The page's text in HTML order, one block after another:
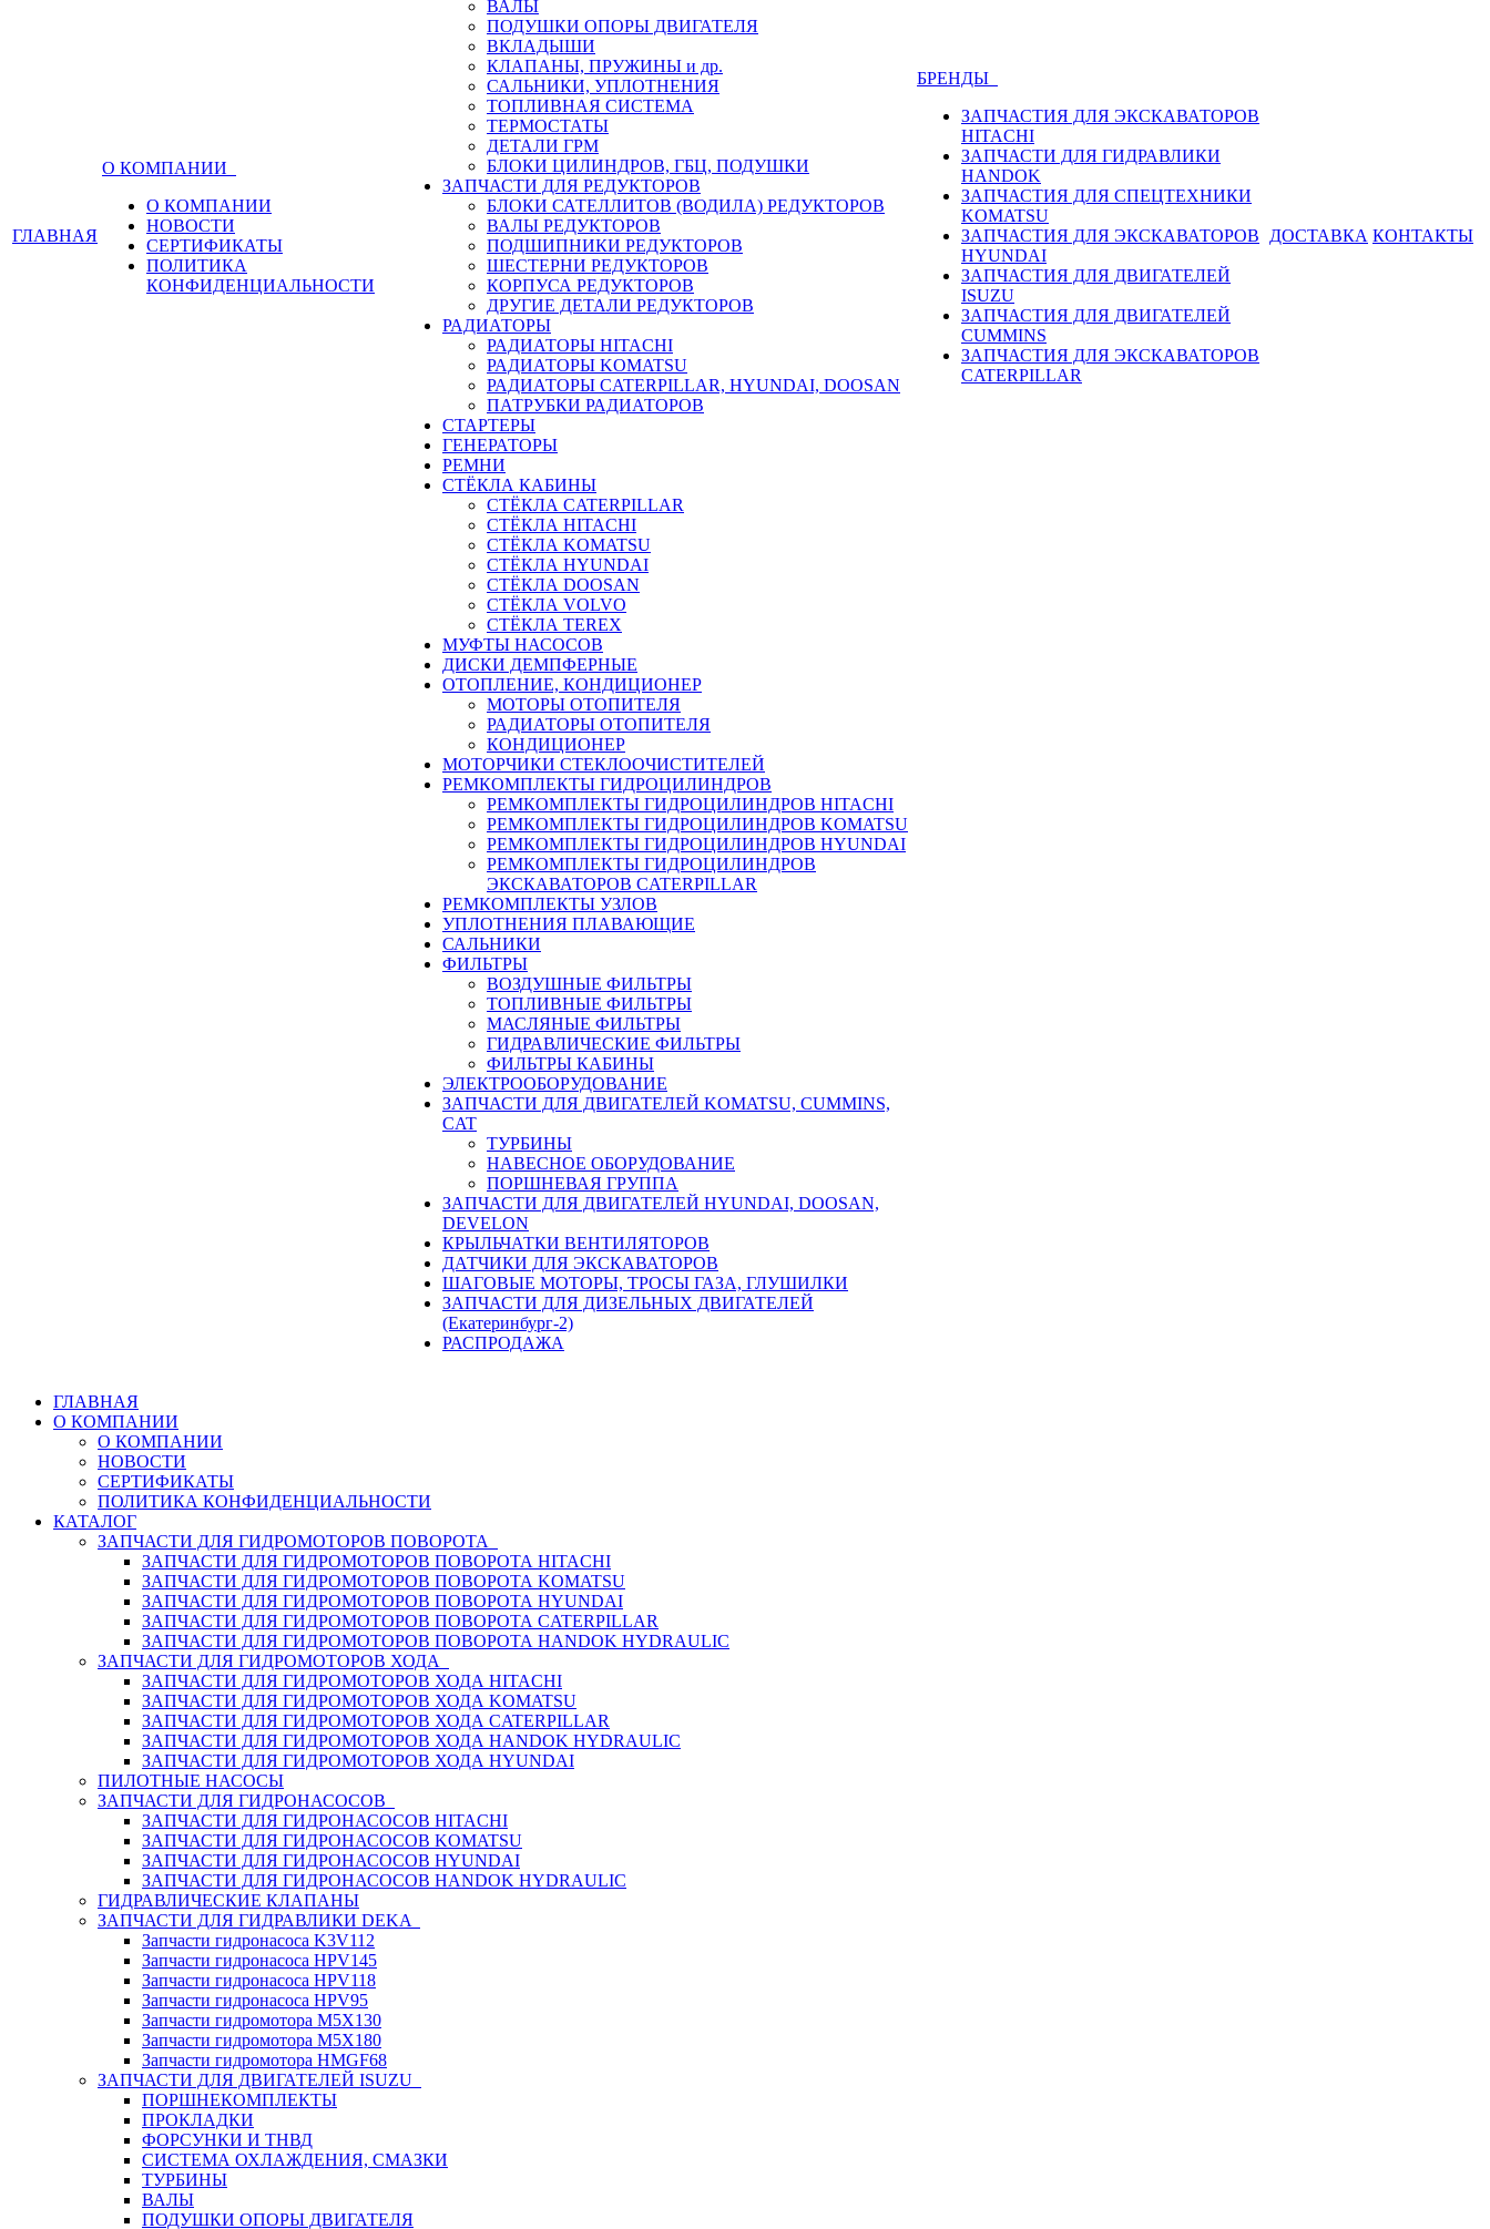
ГЛАВНАЯ
О КОМПАНИИ
О КОМПАНИИ
НОВОСТИ
СЕРТИФИКАТЫ
ПОЛИТИКА
КОНФИДЕНЦИАЛЬНОСТИ
ВАЛЫ
ПОДУШКИ ОПОРЫ ДВИГАТЕЛЯ
ВКЛАДЫШИ
КЛАПАНЫ, ПРУЖИНЫ и др.
САЛЬНИКИ, УПЛОТНЕНИЯ
ТОПЛИВНАЯ СИСТЕМА
ТЕРМОСТАТЫ
ДЕТАЛИ ГРМ
БЛОКИ ЦИЛИНДРОВ, ГБЦ, ПОДУШКИ
ЗАПЧАСТИ ДЛЯ РЕДУКТОРОВ
БЛОКИ САТЕЛЛИТОВ (ВОДИЛА) РЕДУКТОРОВ
ВАЛЫ РЕДУКТОРОВ
ПОДШИПНИКИ РЕДУКТОРОВ
ШЕСТЕРНИ РЕДУКТОРОВ
КОРПУСА РЕДУКТОРОВ
ДРУГИЕ ДЕТАЛИ РЕДУКТОРОВ
РАДИАТОРЫ
РАДИАТОРЫ HITACHI
РАДИАТОРЫ KOMATSU
РАДИАТОРЫ CATERPILLAR, HYUNDAI, DOOSAN
ПАТРУБКИ РАДИАТОРОВ
СТАРТЕРЫ
ГЕНЕРАТОРЫ
РЕМНИ
СТЁКЛА КАБИНЫ
СТЁКЛА CATERPILLAR
СТЁКЛА HITACHI
СТЁКЛА KOMATSU
СТЁКЛА HYUNDAI
СТЁКЛА DOOSAN
СТЁКЛА VOLVO
СТЁКЛА TEREX
МУФТЫ НАСОСОВ
ДИСКИ ДЕМПФЕРНЫЕ
ОТОПЛЕНИЕ, КОНДИЦИОНЕР
МОТОРЫ ОТОПИТЕЛЯ
РАДИАТОРЫ ОТОПИТЕЛЯ
КОНДИЦИОНЕР
МОТОРЧИКИ СТЕКЛООЧИСТИТЕЛЕЙ
РЕМКОМПЛЕКТЫ ГИДРОЦИЛИНДРОВ
РЕМКОМПЛЕКТЫ ГИДРОЦИЛИНДРОВ HITACHI
РЕМКОМПЛЕКТЫ ГИДРОЦИЛИНДРОВ KOMATSU
РЕМКОМПЛЕКТЫ ГИДРОЦИЛИНДРОВ HYUNDAI
РЕМКОМПЛЕКТЫ ГИДРОЦИЛИНДРОВ
ЭКСКАВАТОРОВ CATERPILLAR
РЕМКОМПЛЕКТЫ УЗЛОВ
УПЛОТНЕНИЯ ПЛАВАЮЩИЕ
САЛЬНИКИ
ФИЛЬТРЫ
ВОЗДУШНЫЕ ФИЛЬТРЫ
ТОПЛИВНЫЕ ФИЛЬТРЫ
МАСЛЯНЫЕ ФИЛЬТРЫ
ГИДРАВЛИЧЕСКИЕ ФИЛЬТРЫ
ФИЛЬТРЫ КАБИНЫ
ЭЛЕКТРООБОРУДОВАНИЕ
ЗАПЧАСТИ ДЛЯ ДВИГАТЕЛЕЙ KOMATSU, CUMMINS,
CAT
ТУРБИНЫ
НАВЕСНОЕ ОБОРУДОВАНИЕ
ПОРШНЕВАЯ ГРУППА
ЗАПЧАСТИ ДЛЯ ДВИГАТЕЛЕЙ HYUNDAI, DOOSAN,
DEVELON
КРЫЛЬЧАТКИ ВЕНТИЛЯТОРОВ
ДАТЧИКИ ДЛЯ ЭКСКАВАТОРОВ
ШАГОВЫЕ МОТОРЫ, ТРОСЫ ГАЗА, ГЛУШИЛКИ
ЗАПЧАСТИ ДЛЯ ДИЗЕЛЬНЫХ ДВИГАТЕЛЕЙ
(Екатеринбург-2)
РАСПРОДАЖА
БРЕНДЫ
ЗАПЧАСТИЯ ДЛЯ ЭКСКАВАТОРОВ
HITACHI
ЗАПЧАСТИ ДЛЯ ГИДРАВЛИКИ
HANDOK
ЗАПЧАСТИЯ ДЛЯ СПЕЦТЕХНИКИ
KOMATSU
ЗАПЧАСТИЯ ДЛЯ ЭКСКАВАТОРОВ
HYUNDAI
ЗАПЧАСТИЯ ДЛЯ ДВИГАТЕЛЕЙ
ISUZU
ЗАПЧАСТИЯ ДЛЯ ДВИГАТЕЛЕЙ
CUMMINS
ЗАПЧАСТИЯ ДЛЯ ЭКСКАВАТОРОВ
CATERPILLAR
ДОСТАВКА КОНТАКТЫ
ГЛАВНАЯ
О КОМПАНИИ
О КОМПАНИИ
НОВОСТИ
СЕРТИФИКАТЫ
ПОЛИТИКА КОНФИДЕНЦИАЛЬНОСТИ
КАТАЛОГ
ЗАПЧАСТИ ДЛЯ ГИДРОМОТОРОВ ПОВОРОТА
ЗАПЧАСТИ ДЛЯ ГИДРОМОТОРОВ ПОВОРОТА HITACHI
ЗАПЧАСТИ ДЛЯ ГИДРОМОТОРОВ ПОВОРОТА KOMATSU
ЗАПЧАСТИ ДЛЯ ГИДРОМОТОРОВ ПОВОРОТА HYUNDAI
ЗАПЧАСТИ ДЛЯ ГИДРОМОТОРОВ ПОВОРОТА CATERPILLAR
ЗАПЧАСТИ ДЛЯ ГИДРОМОТОРОВ ПОВОРОТА HANDOK HYDRAULIC
ЗАПЧАСТИ ДЛЯ ГИДРОМОТОРОВ ХОДА
ЗАПЧАСТИ ДЛЯ ГИДРОМОТОРОВ ХОДА HITACHI
ЗАПЧАСТИ ДЛЯ ГИДРОМОТОРОВ ХОДА KOMATSU
ЗАПЧАСТИ ДЛЯ ГИДРОМОТОРОВ ХОДА CATERPILLAR
ЗАПЧАСТИ ДЛЯ ГИДРОМОТОРОВ ХОДА HANDOK HYDRAULIC
ЗАПЧАСТИ ДЛЯ ГИДРОМОТОРОВ ХОДА HYUNDAI
ПИЛОТНЫЕ НАСОСЫ
ЗАПЧАСТИ ДЛЯ ГИДРОНАСОСОВ
ЗАПЧАСТИ ДЛЯ ГИДРОНАСОСОВ HITACHI
ЗАПЧАСТИ ДЛЯ ГИДРОНАСОСОВ KOMATSU
ЗАПЧАСТИ ДЛЯ ГИДРОНАСОСОВ HYUNDAI
ЗАПЧАСТИ ДЛЯ ГИДРОНАСОСОВ HANDOK HYDRAULIC
ГИДРАВЛИЧЕСКИЕ КЛАПАНЫ
ЗАПЧАСТИ ДЛЯ ГИДРАВЛИКИ DEKA
Запчасти гидронасоса K3V112
Запчасти гидронасоса HPV145
Запчасти гидронасоса HPV118
Запчасти гидронасоса HPV95
Запчасти гидромотора M5X130
Запчасти гидромотора M5X180
Запчасти гидромотора HMGF68
ЗАПЧАСТИ ДЛЯ ДВИГАТЕЛЕЙ ISUZU
ПОРШНЕКОМПЛЕКТЫ
ПРОКЛАДКИ
ФОРСУНКИ И ТНВД
СИСТЕМА ОХЛАЖДЕНИЯ, СМАЗКИ
ТУРБИНЫ
ВАЛЫ
ПОДУШКИ ОПОРЫ ДВИГАТЕЛЯ